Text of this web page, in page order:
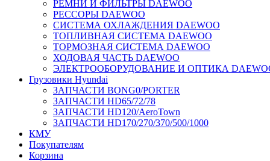
РЕМНИ И ФИЛЬТРЫ DAEWOO
РЕССОРЫ DAEWOO
СИСТЕМА ОХЛАЖДЕНИЯ DAEWOO
ТОПЛИВНАЯ СИСТЕМА DAEWOO
ТОРМОЗНАЯ СИСТЕМА DAEWOO
ХОДОВАЯ ЧАСТЬ DAEWOO
ЭЛЕКТРООБОРУДОВАНИЕ И ОПТИКА
Грузовики Hyundai
ЗАПЧАСТИ BONG0/PORTER
ЗАПЧАСТИ HD65/72/78
ЗАПЧАСТИ HD120/AeroTown
ЗАПЧАСТИ HD170/270/370/500/1000
КМУ
Покупателям
Корзина